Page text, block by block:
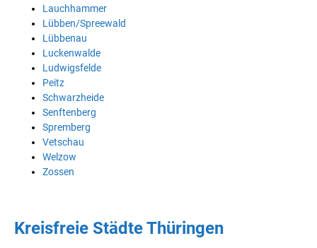
Lauchhammer
Lübben/Spreewald
Lübbenau
Luckenwalde
Ludwigsfelde
Peitz
Schwarzheide
Senftenberg
Spremberg
Vetschau
Welzow
Zossen
Kreisfreie Städte Thüringen